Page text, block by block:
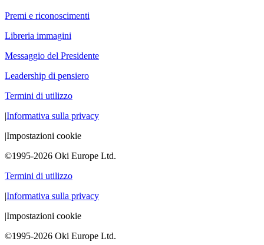
Premi e riconoscimenti
Libreria immagini
Messaggio del Presidente
Leadership di pensiero
Termini di utilizzo
|Informativa sulla privacy
|Impostazioni cookie
©1995-2026 Oki Europe Ltd.
Termini di utilizzo
|Informativa sulla privacy
|Impostazioni cookie
©1995-2026 Oki Europe Ltd.